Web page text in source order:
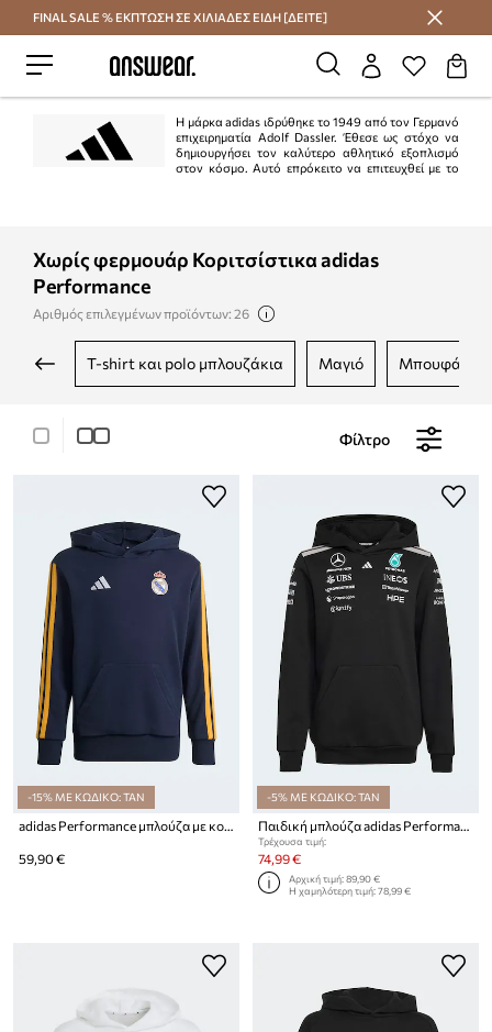
Εξοικονομήστε με το Answear Club
FINAL SALE % ΕΚΠΤΩΣΗ ΣΕ ΧΙΛΙΑΔΕΣ ΕΙΔΗ [ΔΕΙΤΕ]
Η μάρκα adidas ιδρύθηκε το 1949 από τον Γερμανό
επιχειρηματία Adolf Dassler. Έθεσε ως στόχο να
δημιουργήσει τον καλύτερο αθλητικό εξοπλισμό
στον κόσμο. Αυτό επρόκειτο να επιτευχθεί με το
Χωρίς φερμουάρ Κοριτσίστικα adidas
Performance
Αριθμός επιλεγμένων προϊόντων: 26
t-shirt και polo μπλουζάκια μαγιό μπουφάν
Φίλτρο
-15% ΜΕ ΚΩΔΙΚΟ: TAN
adidas Performance μπλούζα με κουκούλα παιδική με βαμβάκι REAL MADRID
59,90 €
-5% ΜΕ ΚΩΔΙΚΟ: TAN
Παιδική μπλούζα adidas Performance MERCEDES
Τρέχουσα τιμή:
74,99 €
Αρχική τιμή:89,90 €
Η χαμηλότερη τιμή:78,99 €